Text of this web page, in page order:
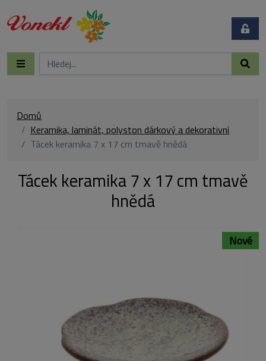
Domů
Keramika, laminát, polyston dárkový a dekorativní
Tácek keramika 7 x 17 cm tmavě hnědá
Tácek keramika 7 x 17 cm tmavě
hnědá
Nové